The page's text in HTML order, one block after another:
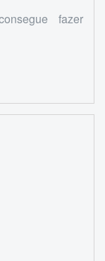
fazer